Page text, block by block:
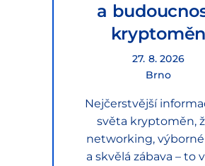
a
kryptoměn
27. 8. 2026
Brno
Nejčerstvější
světa kryptoměn,
networking,
a skvělá zábava – to